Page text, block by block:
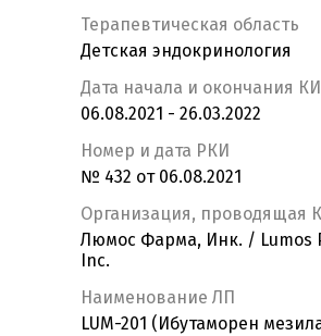
Терапевтическая область
Детская эндокринология
Дата начала и окончания КИ
06.08.2021 - 26.03.2022
Номер и дата РКИ
№ 432 от 06.08.2021
Организация, проводящая
Люмос Фарма, Инк. / Lumos
Inc.
Наименование ЛП
LUM-201 (Ибутаморен